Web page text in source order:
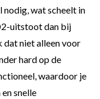
nodig, wat scheelt in
uitstoot dan bij
dat niet alleen voor
hard op de
waardoor je
snelle